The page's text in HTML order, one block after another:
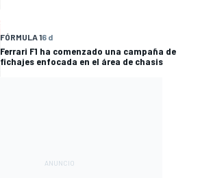
FÓRMULA 16 d
Ferrari F1 ha comenzado una campaña de
fichajes enfocada en el área de chasis